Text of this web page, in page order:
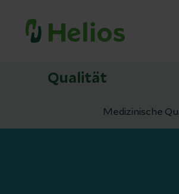
Qualität
Medizinische